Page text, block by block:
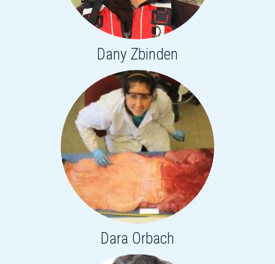
Dany Zbinden
Dara Orbach